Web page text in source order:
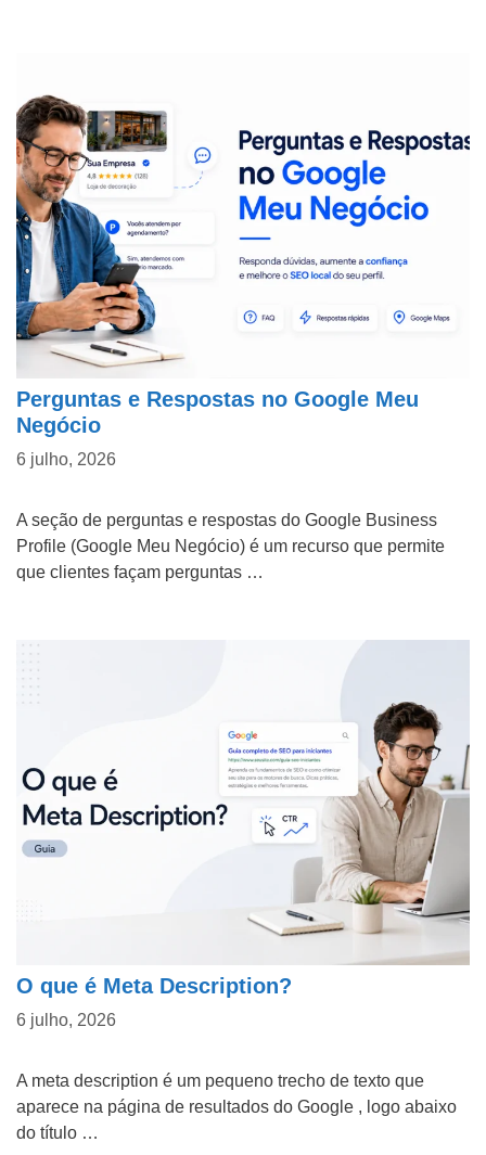
Perguntas e Respostas no Google Meu
Negócio
6 julho, 2026
A seção de perguntas e respostas do Google Business
Profile (Google Meu Negócio) é um recurso que permite
que clientes façam perguntas …
O que é Meta Description?
6 julho, 2026
A meta description é um pequeno trecho de texto que
aparece na página de resultados do Google , logo abaixo
do título …
e
s
d
o
P
r
o
j
e
t
o
WHATSAPP: (62) 99168 - 8014